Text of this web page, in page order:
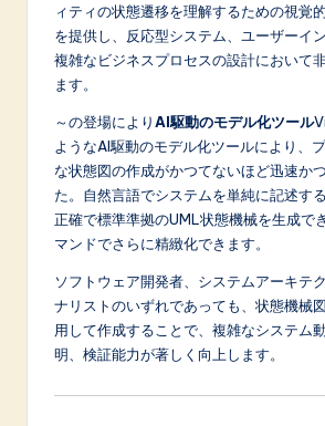
ィティの状態遷移を理解するための視覚
を提供し、反応型システム、ユーザーイ
複雑なビジネスプロセスの設計において
ます。
～の登場によりAI駆動のモデル化ツール
ようなAI駆動のモデル化ツールにより、
な状態図の作成がかつてないほど迅速か
た。自然言語でシステムを単純に記述す
正確で標準準拠のUML状態機械を生成で
マンドでさらに精緻化できます。
ソフトウェア開発者、システムアーキテ
ナリストのいずれであっても、状態機械
用して作成することで、複雑なシステム
明、検証能力が著しく向上します。